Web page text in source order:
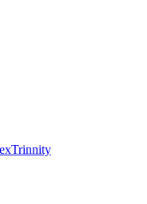
Trinnity